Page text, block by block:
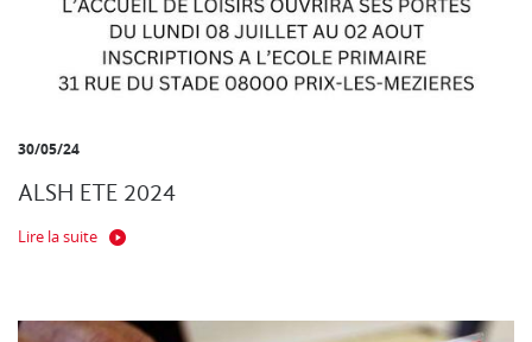
30/05/24
ALSH ETE 2024
Lire la suite